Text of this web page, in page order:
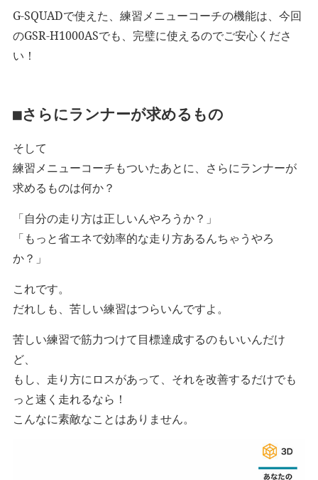
G-SQUADで使えた、練習メニューコーチの機能は、今回
のGSR-H1000ASでも、完璧に使えるのでご安心くださ
い！
■さらにランナーが求めるもの
そして
練習メニューコーチもついたあとに、さらにランナーが
求めるものは何か？
「自分の走り方は正しいんやろうか？」
「もっと省エネで効率的な走り方あるんちゃうやろ
か？」
これです。
だれしも、苦しい練習はつらいんですよ。
苦しい練習で筋力つけて目標達成するのもいいんだけ
ど、
もし、走り方にロスがあって、それを改善するだけでも
っと速く走れるなら！
こんなに素敵なことはありません。